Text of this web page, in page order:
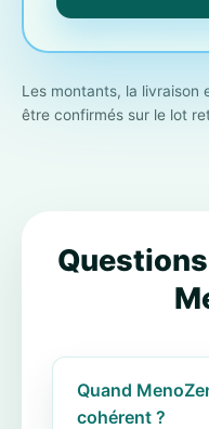
Les montants, la livraison
être confirmés sur le lot
Quand
cohérent ?